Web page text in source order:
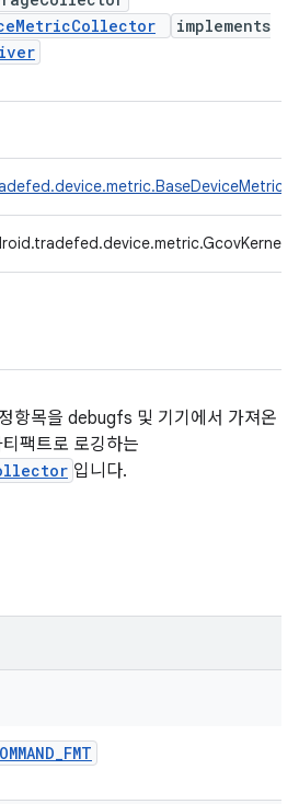
implements
항목을 debugfs 및 기기에서 가져온
팩트로 로깅하는
입니다.
_FMT